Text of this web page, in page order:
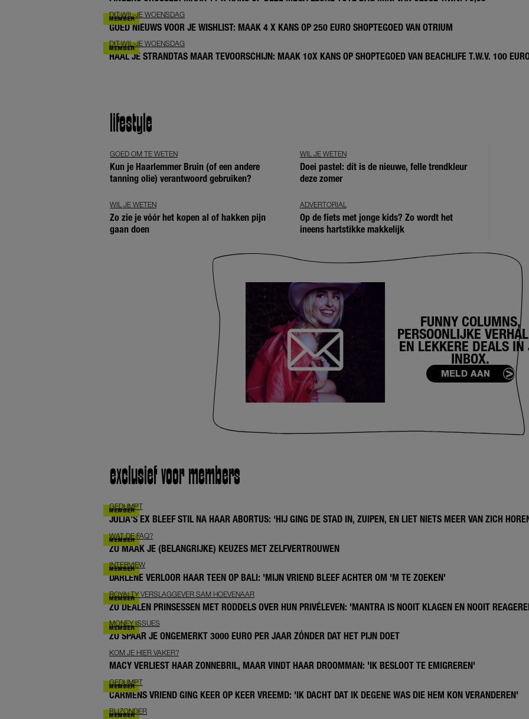
DIT-WIL-JE WOENSDAG
GOED NIEUWS VOOR JE WISHLIST: MAAK 4 X KANS OP 250 EURO SHOPTEGOED VAN OTRIUM
DIT-WIL-JE WOENSDAG
HAAL JE STRANDTAS MAAR TEVOORSCHIJN: MAAK 10X KANS OP SHOPTEGOED VAN BEACHLIFE T.W.V. 100
lifestyle
GOED OM TE WETEN
Kun je Haarlemmer Bruin (of een andere
tanning olie) verantwoord gebruiken?
WIL JE WETEN
Doei pastel: dít is de nieuwe, felle trendkleur
deze zomer
WIL JE WETEN
Zo zie je vóór het kopen al of hakken pijn
gaan doen
ADVERTORIAL
Op de fiets met jonge kids? Zo wordt het
ineens hartstikke makkelijk
FUNNY COLUMNS,
PERSOONLIJKE
EN LEKKERE DEALS IN
INBOX.
MELD AAN
exclusief voor members
GEDUMPT
JULIA’S EX BLEEF STIL NA HAAR ABORTUS: ‘HIJ GING DE STAD IN, ZUIPEN, EN LIET NIETS MEER VAN ZICH
WAT DE FAQ?
ZO MAAK JE (BELANGRIJKE) KEUZES MET ZELFVERTROUWEN
INTERVIEW
DARLENE VERLOOR HAAR TEEN OP BALI: 'MIJN VRIEND BLEEF ACHTER OM 'M TE ZOEKEN'
ROYALTY VERSLAGGEVER SAM HOEVENAAR
ZO DEALEN PRINSESSEN MET RODDELS OVER HUN PRIVÉLEVEN: 'MANTRA IS NOOIT KLAGEN EN NOOIT
MONEY ISSUES
ZO SPAAR JE ONGEMERKT 3000 EURO PER JAAR ZÓNDER DAT HET PIJN DOET
KOM JE HIER VAKER?
MACY VERLIEST HAAR ZONNEBRIL, MAAR VINDT HAAR DROOMMAN: 'IK BESLOOT TE EMIGREREN'
GEDUMPT
CARMENS VRIEND GING KEER OP KEER VREEMD: 'IK DACHT DAT IK DEGENE WAS DIE HEM KON VERANDEREN'
BIJZONDER